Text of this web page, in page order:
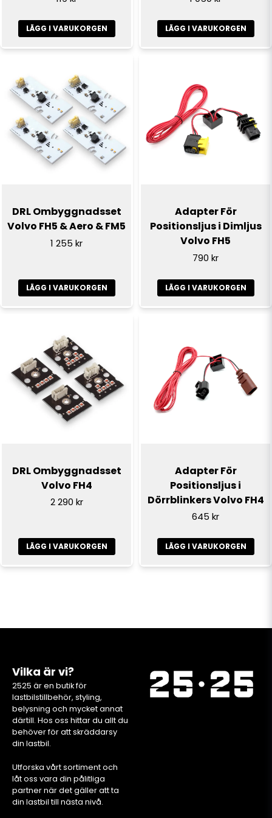
Skicka fråga
LÄGG I VARUKORGEN LÄGG I VARUKORGEN
DRL Ombyggnadsset
Volvo FH5 & Aero & FM5
1 255 kr
LÄGG I VARUKORGEN
Adapter För
Positionsljus i Dimljus
Volvo FH5
790 kr
LÄGG I VARUKORGEN
DRL Ombyggnadsset
Volvo FH4
2 290 kr
LÄGG I VARUKORGEN
Adapter För
Positionsljus i
Dörrblinkers Volvo FH4
645 kr
LÄGG I VARUKORGEN
Vilka är vi?
2525 är en butik för
lastbilstillbehör, styling,
belysning och mycket annat
därtill. Hos oss hittar du allt du
behöver för att skräddarsy
din lastbil.
Utforska vårt sortiment och
låt oss vara din pålitliga
partner när det gäller att ta
din lastbil till nästa nivå.